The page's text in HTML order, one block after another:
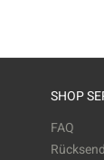
SHOP
FAQ